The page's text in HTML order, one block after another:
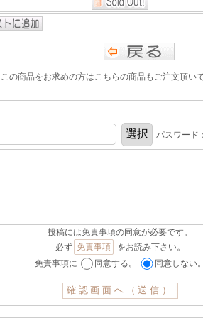
この商品をお求めの方はこちらの商品もご注文頂い
パスワード：
投稿には免責事項の同意が必要です。
必ず 免責事項
をお読み下さい。
免責事項に
同意する。 同意しない。